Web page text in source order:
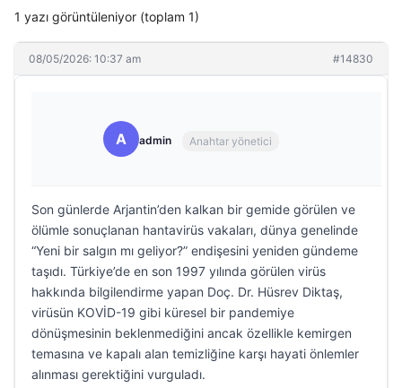
1 yazı görüntüleniyor (toplam 1)
08/05/2026: 10:37 am #14830
A admin Anahtar yönetici
Son günlerde Arjantin’den kalkan bir gemide görülen ve
ölümle sonuçlanan hantavirüs vakaları, dünya genelinde
“Yeni bir salgın mı geliyor?” endişesini yeniden gündeme
taşıdı. Türkiye’de en son 1997 yılında görülen virüs
hakkında bilgilendirme yapan Doç. Dr. Hüsrev Diktaş,
virüsün KOVİD-19 gibi küresel bir pandemiye
dönüşmesinin beklenmediğini ancak özellikle kemirgen
temasına ve kapalı alan temizliğine karşı hayati önlemler
alınması gerektiğini vurguladı.